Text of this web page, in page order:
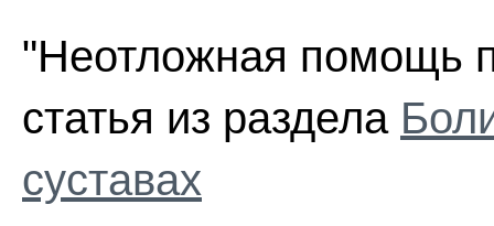
"Неотложная помощь
статья из раздела
суставах